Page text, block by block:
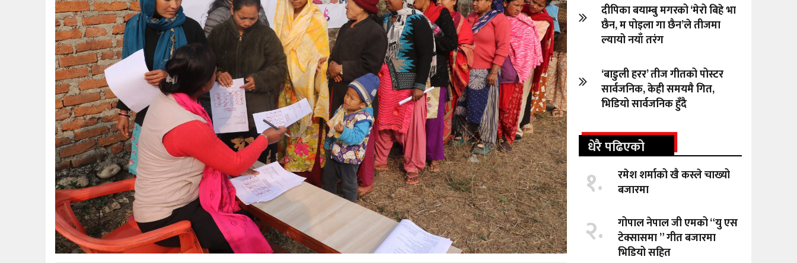
दीपिका बयाम्बु मगरको ‘मेरो बिहे भा
छैन, म पोइला गा छैन’ले तीजमा
ल्यायो नयाँ तरंग
‘बाडुली हरर’ तीज गीतको पोस्टर
सार्वजनिक, केही समयमै गित,
भिडियो सार्वजनिक हुँदै
धेरै पढिएको
१.
रमेश शर्माको खै कस्ले चाख्यो
बजारमा
२.
गोपाल नेपाल जी एमको “यु एस
टेक्सासमा ” गीत बजारमा
भिडियो सहित